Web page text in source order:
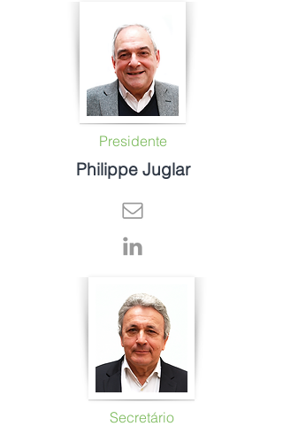
Presidente
Philippe Juglar
Secretário